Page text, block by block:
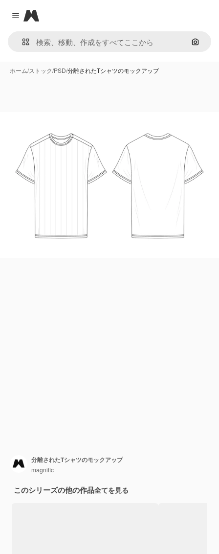
Close menu
Magnific
画像で
ホーム/ストック/PSD/分離されたTシャツのモックアップ
分離されたTシャツのモックアップ
magnific
このシリーズの他の作品全てを見る